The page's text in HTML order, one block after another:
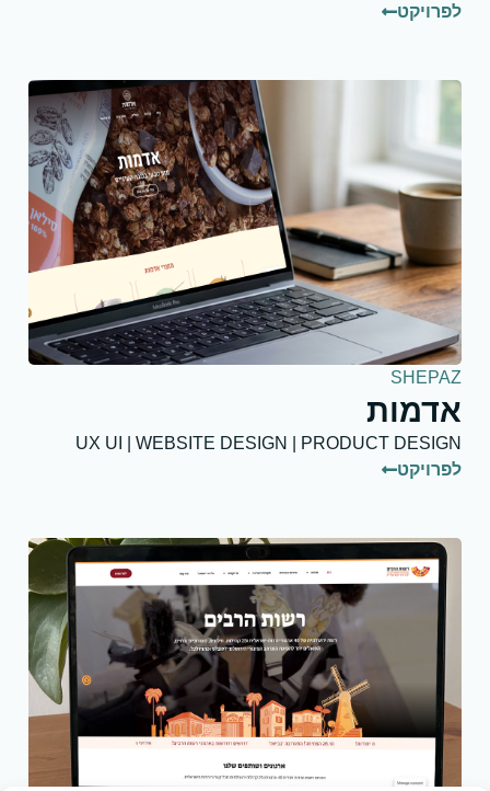
לפרויקט
SHEPAZ
אדמות
UX UI | WEBSITE DESIGN | PRODUCT DESIGN
לפרויקט